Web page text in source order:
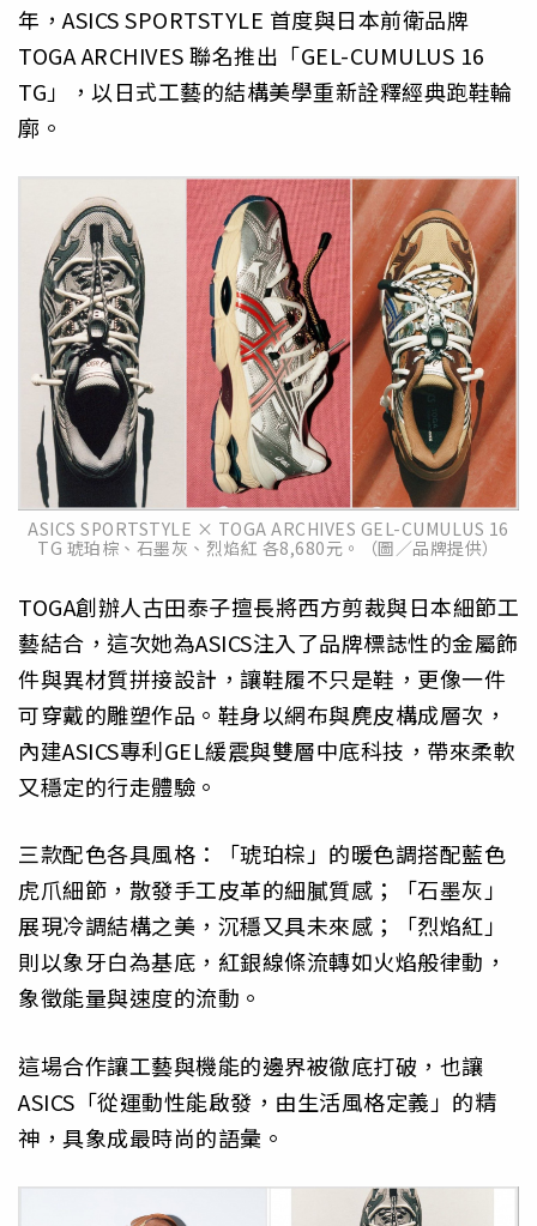
年，ASICS SPORTSTYLE 首度與日本前衛品牌
TOGA ARCHIVES 聯名推出「GEL-CUMULUS 16
TG」，以日式工藝的結構美學重新詮釋經典跑鞋輪
廓。
ASICS SPORTSTYLE × TOGA ARCHIVES GEL-CUMULUS 16
TG 琥珀棕、石墨灰、烈焰紅 各8,680元。（圖／品牌提供）
TOGA創辦人古田泰子擅長將西方剪裁與日本細節工
藝結合，這次她為ASICS注入了品牌標誌性的金屬飾
件與異材質拼接設計，讓鞋履不只是鞋，更像一件
可穿戴的雕塑作品。鞋身以網布與麂皮構成層次，
內建ASICS專利GEL緩震與雙層中底科技，帶來柔軟
又穩定的行走體驗。
三款配色各具風格：「琥珀棕」的暖色調搭配藍色
虎爪細節，散發手工皮革的細膩質感；「石墨灰」
展現冷調結構之美，沉穩又具未來感；「烈焰紅」
則以象牙白為基底，紅銀線條流轉如火焰般律動，
象徵能量與速度的流動。
這場合作讓工藝與機能的邊界被徹底打破，也讓
ASICS「從運動性能啟發，由生活風格定義」的精
神，具象成最時尚的語彙。